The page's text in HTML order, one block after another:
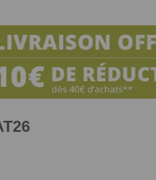
Offre
03/08/2026 au 12/08/2026.